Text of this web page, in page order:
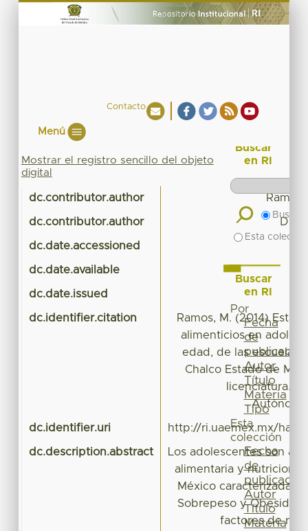
Contacto
Menú
Mostrar el registro sencillo del objeto
digital
dc.contributor.author Ramos
dc.contributor.author
dc.date.accessioned
dc.date.available
dc.date.issued
dc.identifier.citation
Ramos, M. (2014)
alimenticios en
edad, de las escuelas
Chalco Estado de
licenciatura.
dc.identifier.uri http://ri.uaemex.mx/
dc.description.abstract
Los adolescentes son
alimentaria y
México caracterizada
Sobrepeso y
factores de
Buscar
en RI
Buscar
Esta
Buscar
en RI
Por
Fecha
de
publicación
Autor
Título
Materia
Tipo
Esta
colección
Fecha
de
publicación
Autor
Título
Materia